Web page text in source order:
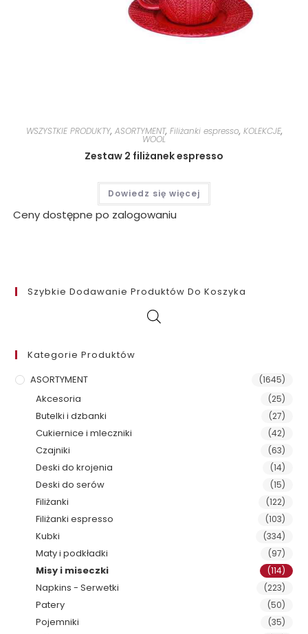
WSZYSTKIE PRODUKTY, ASORTYMENT, Filiżanki espresso, KOLEKCJE,
WOOL
Zestaw 2 filiżanek espresso
Dowiedz się więcej
Ceny dostępne po zalogowaniu
Szybkie Dodawanie Produktów Do Koszyka
Kategorie Produktów
ASORTYMENT
(1645)
Akcesoria (25)
Butelki i dzbanki (27)
Cukiernice i mleczniki (42)
Czajniki (63)
Deski do krojenia (14)
Deski do serów (15)
Filiżanki (122)
Filiżanki espresso (103)
Kubki (334)
Maty i podkładki (97)
Misy i miseczki (114)
Napkins - Serwetki (223)
Patery (50)
Pojemniki (35)